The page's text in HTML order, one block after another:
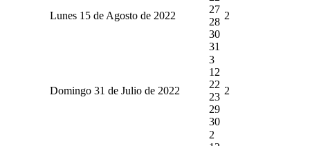
Lunes 15 de Agosto de 2022
27
28
30
31
2
Domingo 31 de Julio de 2022
3
12
22
23
29
30
2
2